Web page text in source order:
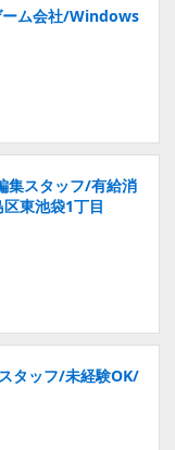
ーム会社/Windows
集スタッフ/有給消
東池袋1丁目
タッフ/未経験OK/